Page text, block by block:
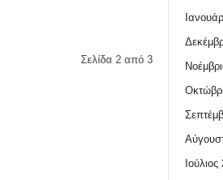
Σελίδα 2 από 3